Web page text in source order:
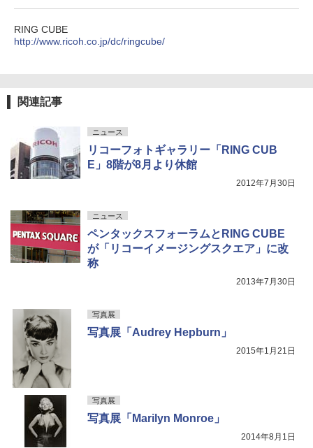
RING CUBE
http://www.ricoh.co.jp/dc/ringcube/
関連記事
ニュース
リコーフォトギャラリー「RING CUB
E」8階が8月より休館
2012年7月30日
ニュース
ペンタックスフォーラムとRING CUBE
が「リコーイメージングスクエア」に改
称
2013年7月30日
写真展
写真展「Audrey Hepburn」
2015年1月21日
写真展
写真展「Marilyn Monroe」
2014年8月1日